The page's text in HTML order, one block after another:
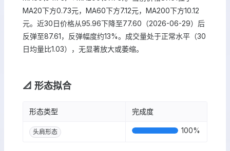
MA20下方0.73元，MA60下方7.12元，MA200下方10.12
元。近30日价格从95.96下降至77.60（2026-06-29）后
反弹至87.61，反弹幅度约13%。成交量处于正常水平（30
日均量比1.03），无显著放大或萎缩。
📐 形态拟合
形态类型 完成度
头肩形态 100%